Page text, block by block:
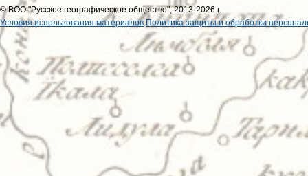
© ВОО "Русское географическое общество", 2013-2026 г.
Условия использования материалов Политика защиты и обработки